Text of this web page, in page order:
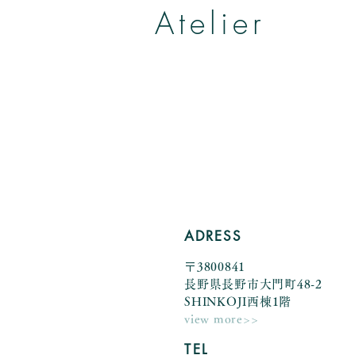
Atelier
ADRESS
〒3800841
長野県長野市大門町48-2
SHINKOJI西棟1階
view more>>
TEL